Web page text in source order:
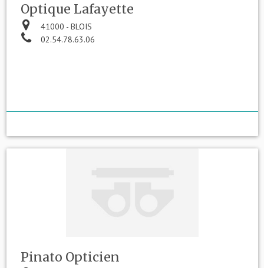
Optique Lafayette
41000 - BLOIS
02.54.78.63.06
Pinato Opticien